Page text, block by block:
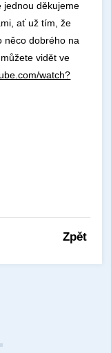
jednou děkujeme
ať už tím, že
něco dobrého na
vidět ve
watch?
Zpět